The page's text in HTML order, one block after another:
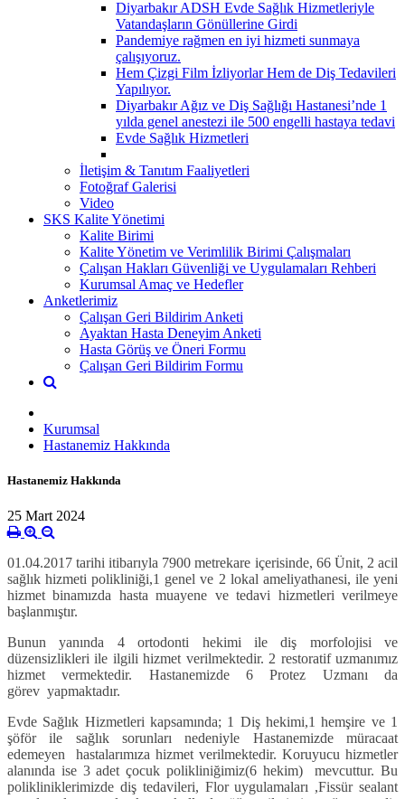
Diyarbakır ADSH Evde Sağlık Hizmetleriyle
Vatandaşların Gönüllerine Girdi
Pandemiye rağmen en iyi hizmeti sunmaya
çalışıyoruz.
Hem Çizgi Film İzliyorlar Hem de Diş Tedavileri
Yapılıyor.
Diyarbakır Ağız ve Diş Sağlığı Hastanesi’nde 1
yılda genel anestezi ile 500 engelli hastaya tedavi
Evde Sağlık Hizmetleri
İletişim & Tanıtım Faaliyetleri
Fotoğraf Galerisi
Video
SKS Kalite Yönetimi
Kalite Birimi
Kalite Yönetim ve Verimlilik Birimi Çalışmaları
Çalışan Hakları Güvenliği ve Uygulamaları Rehberi
Kurumsal Amaç ve Hedefler
Anketlerimiz
Çalışan Geri Bildirim Anketi
Ayaktan Hasta Deneyim Anketi
Hasta Görüş ve Öneri Formu
Çalışan Geri Bildirim Formu
Kurumsal
Hastanemiz Hakkında
Hastanemiz Hakkında
25 Mart 2024
01.04.2017 tarihi itibarıyla 7900 metrekare içerisinde, 66 Ünit, 2 acil
sağlık hizmeti polikliniği,1 genel ve 2 lokal ameliyathanesi, ile yeni
hizmet binamızda hasta muayene ve tedavi hizmetleri verilmeye
başlanmıştır.
Bunun yanında 4 ortodonti hekimi ile diş morfolojisi ve
düzensizlikleri ile ilgili hizmet verilmektedir. 2 restoratif uzmanımız
hizmet vermektedir. Hastanemizde 6 Protez Uzmanı da
görev yapmaktadır.
Evde Sağlık Hizmetleri kapsamında; 1 Diş hekimi,1 hemşire ve 1
şöför ile sağlık sorunları nedeniyle Hastanemizde müracaat
edemeyen hastalarımıza hizmet verilmektedir. Koruyucu hizmetler
alanında ise 3 adet çocuk polikliniğimiz(6 hekim) mevcuttur. Bu
polikliniklerimizde diş tedavileri, Flor uygulamaları ,Fissür sealant